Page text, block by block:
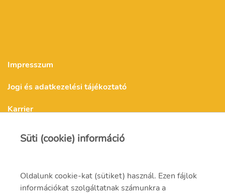
Impresszum
Jogi és adatkezelési tájékoztató
Karrier
Kapcsolat
info.upstreamenergy@mvm.hu
Süti (cookie) információ
Oldalunk cookie-kat (sütiket) használ. Ezen fájlok
információkat szolgáltatnak számunkra a